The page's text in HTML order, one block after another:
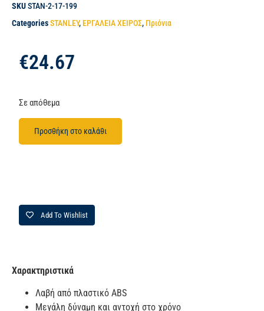
SKUSTAN-2-17-199
CategoriesSTANLEY, ΕΡΓΑΛΕΙΑ ΧΕΙΡΟΣ, Πριόνια
€24.67
Σε απόθεμα
Προσθήκη στο καλάθι
Add To Wishlist
Χαρακτηριστικά
Λαβή από πλαστικό ABS
Μεγάλη δύναμη και αντοχή στο χρόνο